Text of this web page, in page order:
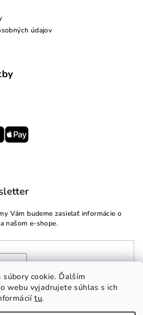
cookie. Ďalším
webu vyjadrujete súhlas s ich
tu.
údajov
Vám budeme zasielať informácie o
našom e-shope.
s
podmienkami ochrany